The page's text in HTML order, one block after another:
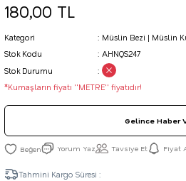
180,00 TL
Kategori
Müslin Bezi | Müslin
Stok Kodu
AHNQS247
Stok Durumu
*Kumaşların fiyatı ''METRE'' fiyatıdır!
Gelince Haber
Yorum Yaz Tavsiye Et Fiyat
Tahmini Kargo Süresi :